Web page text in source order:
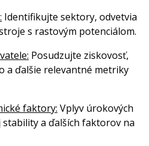
Identifikujte sektory, odvetvia
s rastovým potenciálom.
Posudzujte ziskovosť,
a ďalšie relevantné metriky
faktory: Vplyv úrokových
a ďalších faktorov na